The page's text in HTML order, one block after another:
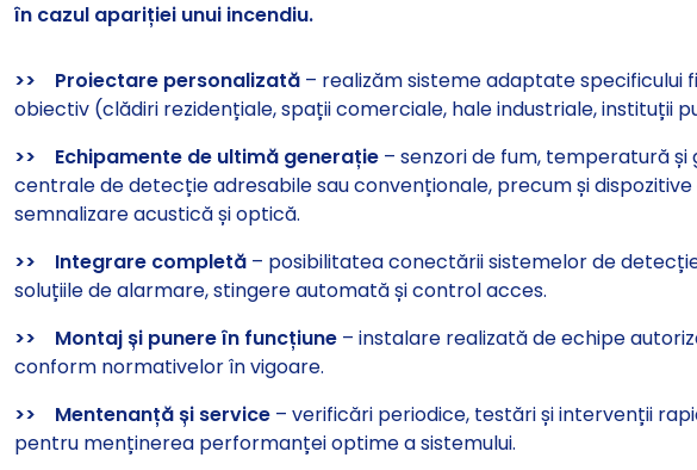
în cazul apariției unui incendiu.
>> Proiectare personalizată – realizăm sisteme adaptate specificului
obiectiv (clădiri rezidențiale, spații comerciale, hale industriale, instituții
>> Echipamente de ultimă generație – senzori de fum, temperatură și
centrale de detecție adresabile sau convenționale, precum și dispozitive
semnalizare acustică și optică.
>> Integrare completă – posibilitatea conectării sistemelor de
soluțiile de alarmare, stingere automată și control acces.
>> Montaj și punere în funcțiune – instalare realizată de echipe
conform normativelor în vigoare.
>> Mentenanță și service – verificări periodice, testări și intervenții
pentru menținerea performanței optime a sistemului.